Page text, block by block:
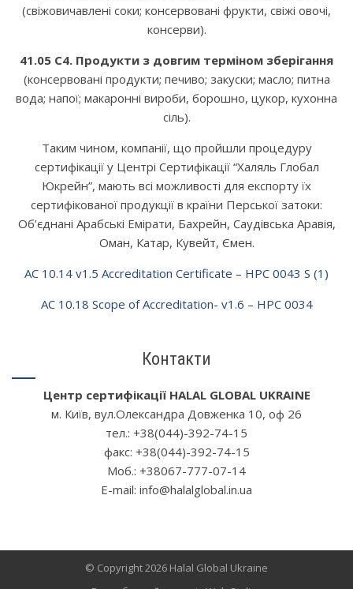
(свіжовичавлені соки; консервовані фрукти, свіжі овочі,
консерви).
41.05 C4. Продукти з довгим терміном зберігання
(консервовані продукти; печиво; закуски; масло; питна
вода; напої; макаронні вироби, борошно, цукор, кухонна
сіль).
Таким чином, компанії, що пройшли процедуру
сертифікації у Центрі Сертифікації “Халяль Глобал
Юкрейн”, мають всі можливості для експорту їх
сертифікованої продукції в країни Перської затоки:
Об’єднані Арабські Емірати, Бахрейн, Саудівська Аравія,
Оман, Катар, Кувейт, Ємен.
AC 10.14 v1.5 Accreditation Certificate – HPC 0043 S (1)
AC 10.18 Scope of Accreditation- v1.6 – HPC 0034
Контакти
Центр сертифікації HALAL GLOBAL UKRAINE
м. Київ, вул.Олександра Довженка 10, oф 26
тел.: +38(044)-392-74-15
факс: +38(044)-392-74-15
Моб.: +38067-777-07-14
Е-mail: info@halalglobal.in.ua
© Copyright 2026 Halal Global Ukraine